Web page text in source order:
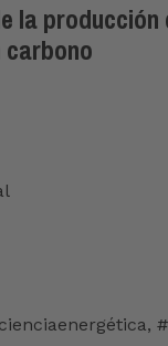
la
carbono
,